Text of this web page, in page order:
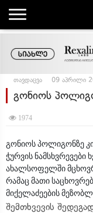
თავდაცვა 09 აპრილი
გონიოს
1974
გონიოს პოლიგონზე
ჭურვის
ახალსოფელში
რამაც მათი
მიქელაძეების
შემთხვევის